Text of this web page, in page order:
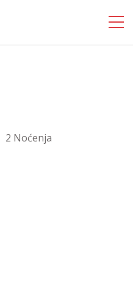
2 Noćenja